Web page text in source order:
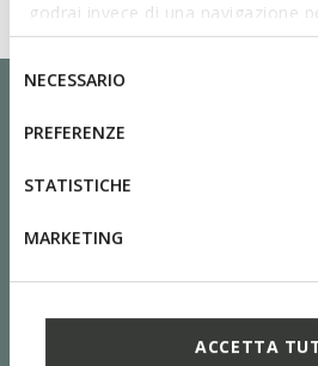
godrai invece di una navigazione
base dei tuoi gusti ed interessi.
IMPOSTAZIONI potrai anche
altri strumenti di tracciamento
informazioni o per modificare in
tue impostazioni, visita la nostra
consenso
NECESSARIO
PREFERENZE
STATISTICHE
MARKETING
ACCETTA